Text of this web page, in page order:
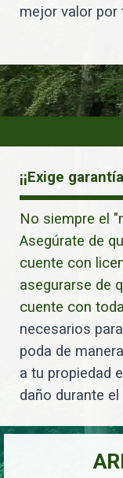
mejor valor por
¡¡Exige
No siempre el
Asegúrate de
cuente con
asegurarse de
cuente con
necesarios
poda de
a tu propiedad
daño durante